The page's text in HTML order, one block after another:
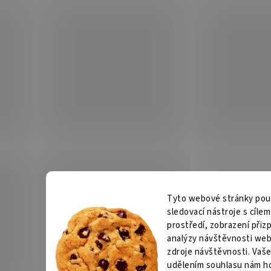
Tyto webové stránky
sledovací nástroje s
prostředí, zobrazení
analýzy návštěvnosti
zdroje návštěvnosti.
udělením souhlasu nám